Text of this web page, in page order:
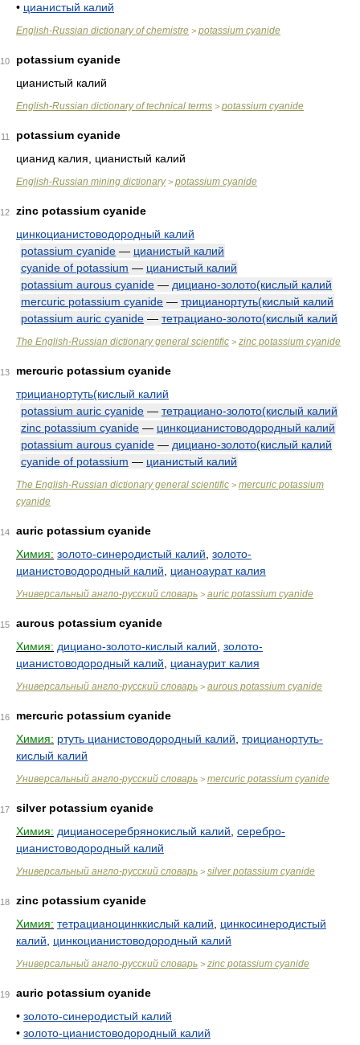
• цианистый калий
English-Russian dictionary of chemistre > potassium cyanide
10
potassium cyanide
цианистый калий
English-Russian dictionary of technical terms > potassium cyanide
11
potassium cyanide
цианид калия, цианистый калий
English-Russian mining dictionary> potassium cyanide
12
zinc potassium cyanide
цинкоцианистоводородный калий
potassium cyanide — цианистый калий
cyanide of potassium — цианистый калий
potassium aurous cyanide — дициано-золото(кислый калий
mercuric potassium cyanide — трицианортуть(кислый калий
potassium auric cyanide — тетрациано-золото(кислый калий
The English-Russian dictionary general scientific > zinc potassium cyanide
13
mercuric potassium cyanide
трицианортуть(кислый калий
potassium auric cyanide — тетрациано-золото(кислый калий
zinc potassium cyanide — цинкоцианистоводородный калий
potassium aurous cyanide — дициано-золото(кислый калий
cyanide of potassium — цианистый калий
The English-Russian dictionary general scientific > mercuric potassium
cyanide
14
auric potassium cyanide
Химия: золото-синеродистый калий золото-
цианистоводородный калий
цианоаурат калия
Универсальный англо-русский словарь > auric potassium cyanide
15
aurous potassium cyanide
Химия: дициано-золото-кислый калий золото-
цианистоводородный калий
цианаурит калия
Универсальный англо-русский словарь > aurous potassium cyanide
16
mercuric potassium cyanide
Химия: ртуть цианистоводородный калий трицианортуть-
кислый калий
Универсальный англо-русский словарь > mercuric potassium cyanide
17
silver potassium cyanide
Химия: дицианосеребрянокислый калий серебро-
цианистоводородный калий
Универсальный англо-русский словарь > silver potassium cyanide
18
zinc potassium cyanide
Химия: тетрацианоцинккислый калий
цинкосинеродистый
калий
цинкоцианистоводородный калий
Универсальный англо-русский словарь > zinc potassium cyanide
19
auric potassium cyanide
• золото-синеродистый калий
• золото-цианистоводородный калий